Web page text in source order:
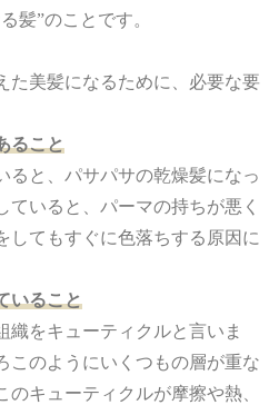
髪”のことです。
た美髪になるために、必要な要
ること
ると、パサパサの乾燥髪になっ
ていると、パーマの持ちが悪く
してもすぐに色落ちする原因に
いること
織をキューティクルと言いま
このようにいくつもの層が重な
のキューティクルが摩擦や熱、